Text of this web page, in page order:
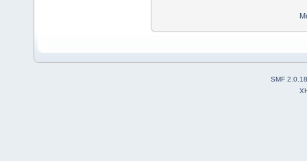
SMF 2.0.18